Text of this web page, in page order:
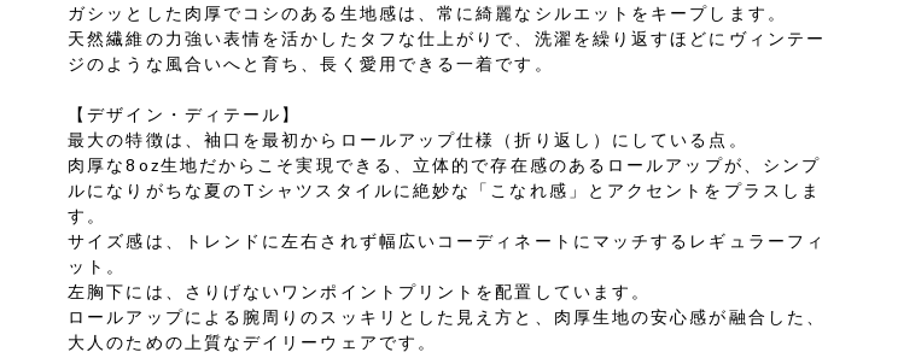
ガシッとした肉厚でコシのある生地感は、常に綺麗なシルエットをキープします。
天然繊維の力強い表情を活かしたタフな仕上がりで、洗濯を繰り返すほどにヴィンテー
ジのような風合いへと育ち、長く愛用できる一着です。
【デザイン・ディテール】
最大の特徴は、袖口を最初からロールアップ仕様（折り返し）にしている点。
肉厚な8oz生地だからこそ実現できる、立体的で存在感のあるロールアップが、シンプ
ルになりがちな夏のTシャツスタイルに絶妙な「こなれ感」とアクセントをプラスしま
す。
サイズ感は、トレンドに左右されず幅広いコーディネートにマッチするレギュラーフィ
ット。
左胸下には、さりげないワンポイントプリントを配置しています。
ロールアップによる腕周りのスッキリとした見え方と、肉厚生地の安心感が融合した、
大人のための上質なデイリーウェアです。